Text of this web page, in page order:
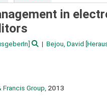
in
Bejou, David
Group, 2013